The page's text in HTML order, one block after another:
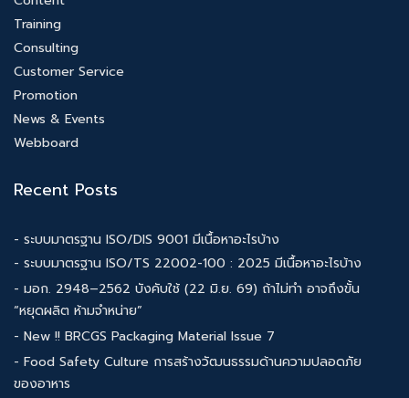
Training
Consulting
Customer Service
Promotion
News & Events
Webboard
Recent Posts
- ระบบมาตรฐาน ISO/DIS 9001 มีเนื้อหาอะไรบ้าง
- ระบบมาตรฐาน ISO/TS 22002-100 : 2025 มีเนื้อหาอะไรบ้าง
- มอก. 2948–2562 บังคับใช้ (22 มิ.ย. 69) ถ้าไม่ทำ อาจถึงขั้น
“หยุดผลิต ห้ามจำหน่าย”
- New !! BRCGS Packaging Material Issue 7
- Food Safety Culture การสร้างวัฒนธรรมด้านความปลอดภัย
ของอาหาร